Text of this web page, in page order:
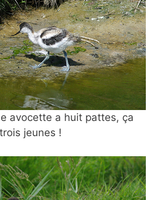
avocette a huit pattes, ça
jeunes !